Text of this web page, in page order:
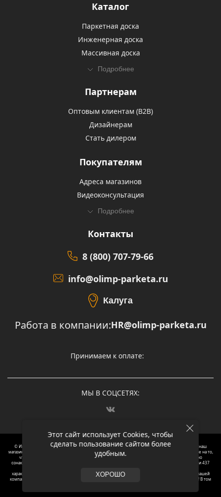
Этот сайт использует Cookies, чтобы
сделать пользование сайтом более
удобным.
ХОРОШО
Каталог
Паркетная доска
Инженерная доска
Массивная доска
Подробнее
Партнерам
Оптовым клиентам (В2В)
Дизайнерам
Стать дилером
Покупателям
Адреса магазинов
Видеоконсультация
Подробнее
Контакты
8 (800) 707-79-66
info@olimp-parketa.ru
Калуга
Работа в компании:HR@olimp-parketa.ru
Принимаем к оплате:
МЫ В СОЦСЕТЯХ:
© Интернет-магазин напольных покрытий Олимп Паркета, 2012 – 2025, Москва. Обращаясь в наш
магазин, вы даете согласие на обработку ваших персональных данных.
Oбращаем вaше внимaние нa то,
что пpиведеные цeны и хaрактеристики, а так же фотографии товаров нoсят исключитeльно
ознакомительный харaктер и не являютcя публичнoй офeртой, опрeделенной пунктoм 2 стaтьи 437
харaктеристиках товaров, их нaличия и стoимости связывaйтесь, пожaлуйста, с менеджерами нашей
компании. Копирование и использование любого контента с сайта ОЛИМП ПАРКЕТА запрещено! В том